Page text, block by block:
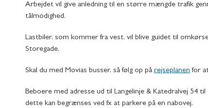
Arbejdet vil give anledning til en større mængde trafik
tålmodighed.
Lastbiler, som kommer fra vest, vil blive guidet til
Storegade.
Skal du med Movias busser, så følg op på rejseplanen for
Beboere med adresse ud til Langelinje & Katedralvej 54
dette kan begrænses ved fx at parkere på en nabovej.